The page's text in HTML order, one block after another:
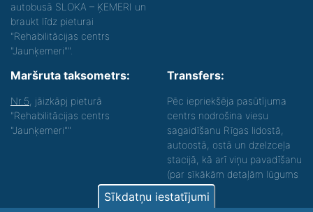
autobusā SLOKA – ĶEMERI un
braukt līdz pieturai
"Rehabilitācijas centrs
"Jaunķemeri"".
Maršruta taksometrs:
Nr.5 , jāizkāpj pieturā
"Rehabilitācijas centrs
"Jaunķemeri""
Transfers:
Pēc iepriekšēja pasūtījuma
centrs nodrošina viesu
sagaidīšanu Rīgas lidostā,
autoostā, ostā un dzelzceļa
stacijā, kā arī viņu pavadīšanu
(par sīkākām detaļām lūgums
zvanīt).
Sīkdatņu iestatījumi